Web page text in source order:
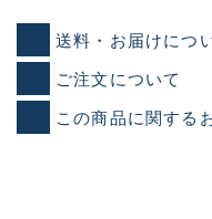
送料・お届けにつ
ご注文について
この商品に関する